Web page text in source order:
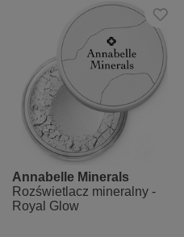
Annabelle Minerals
Rozświetlacz mineralny -
Royal Glow